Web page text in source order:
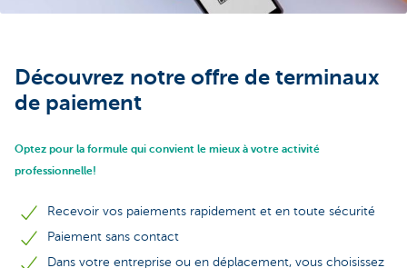
Découvrez notre offre de terminaux
de paiement
Optez pour la formule qui convient le mieux à votre activité
professionnelle!
Recevoir vos paiements rapidement et en toute sécurité
Paiement sans contact
Dans votre entreprise ou en déplacement, vous choisissez